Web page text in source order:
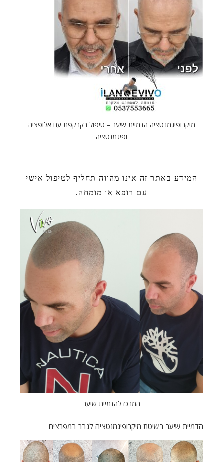
מיקרופיגמנטציה הדמיית שיער – טיפול בקרקפת עם אלופציה
ופיגמנטציה
המידע באתר זה אינו מהווה תחליף לטיפול אישי
עם רופא או מומחה.
המרכז להדמיית שיער
הדמיית שיער בשיטת מיקרופיגמנטציה לגבר במפרצים